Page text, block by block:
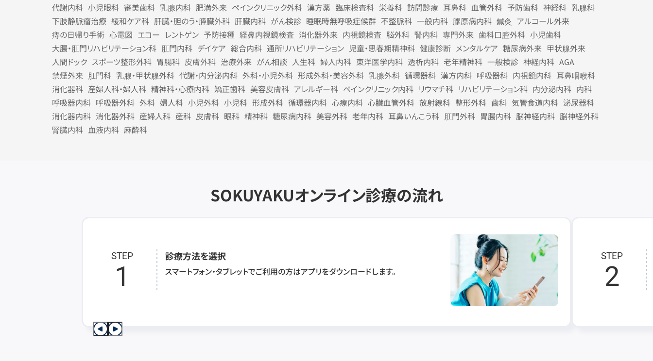
代謝内科 小児眼科 審美歯科 乳腺内科 肥満外来 ペインクリニック外科 漢方薬 臨床検査科 栄養科 訪問診療 耳鼻科 血管外科 予防歯科 神経科 乳腺科
下肢静脈瘤治療 緩和ケア科 肝臓・胆のう・膵臓外科 肝臓内科 がん検診 睡眠時無呼吸症候群 不整脈科 一般内科 膠原病内科 鍼灸 アルコール外来
痔の日帰り手術 心電図 エコー レントゲン 予防接種 経鼻内視鏡検査 消化器外来 内視鏡検査 脳外科 腎内科 専門外来 歯科口腔外科 小児歯科
大腸・肛門リハビリテーション科 肛門内科 デイケア 総合内科 通所リハビリテーション 児童・思春期精神科 健康診断 メンタルケア 糖尿病外来 甲状腺外来
人間ドック スポーツ整形外科 胃腸科 皮膚外科 治療外来 がん相談 人生科 婦人内科 東洋医学内科 透析内科 老年精神科 一般検診 神経内科 AGA
禁煙外来 肛門科 乳腺・甲状腺外科 代謝・内分泌内科 外科・小児外科 形成外科・美容外科 乳腺外科 循環器科 漢方内科 呼吸器科 内視鏡内科 耳鼻咽喉科
消化器科 産婦人科・婦人科 精神科・心療内科 矯正歯科 美容皮膚科 アレルギー科 ペインクリニック内科 リウマチ科 リハビリテーション科 内分泌内科 内科
呼吸器内科 呼吸器外科 外科 婦人科 小児外科 小児科 形成外科 循環器内科 心療内科 心臓血管外科 放射線科 整形外科 歯科 気管食道内科 泌尿器科
消化器内科 消化器外科 産婦人科 産科 皮膚科 眼科 精神科 糖尿病内科 美容外科 老年内科 耳鼻いんこう科 肛門外科 胃腸内科 脳神経内科 脳神経外科
腎臓内科 血液内科 麻酔科
SOKUYAKUオンライン診療の流れ
STEP
1
診療方法を選択
スマートフォン・タブレットでご利用の方はアプリをダウンロードします。
STEP
2